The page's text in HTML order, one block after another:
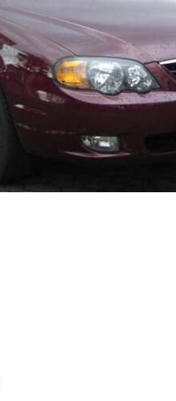
B